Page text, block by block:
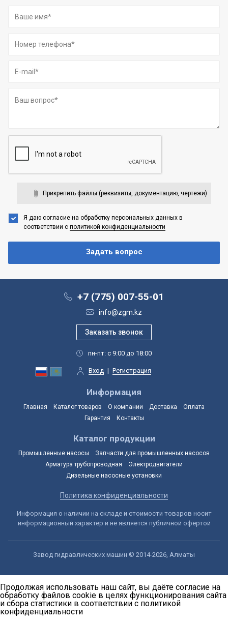
Прикрепить файлы (реквизиты, документацию, чертежи)
Я даю согласие на обработку персональных данных в
соответствии с политикой конфиденциальности
+7 (775) 007-55-01
info@zgm.kz
пн-пт: с 9:00 до 18:00
Вход | Регистрация
Информация
Главная Каталог товаров О компании Доставка
Оплата
Гарантия
Контакты
Каталог продукции
Промышленные насосы
Запчасти для промышленных насосов
Арматура трубопроводная
Электродвигатели
Дизельные насосные установки
Политика конфиденциальности
Информация о наличии на складе и стоимости товаров носит
информационный характер и не является публичной офертой
Завод гидравлических машин © 2014-2026, Алматы
Продолжая использовать наш сайт, вы даёте согласие на
обработку файлов cookie в целях функционирования сайта
и сбора статистики в соответствии с политикой
конфиденциальности